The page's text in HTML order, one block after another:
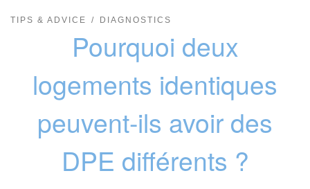
TIPS & ADVICE DIAGNOSTICS
Pourquoi deux
logements identiques
peuvent-ils avoir des
DPE différents ?